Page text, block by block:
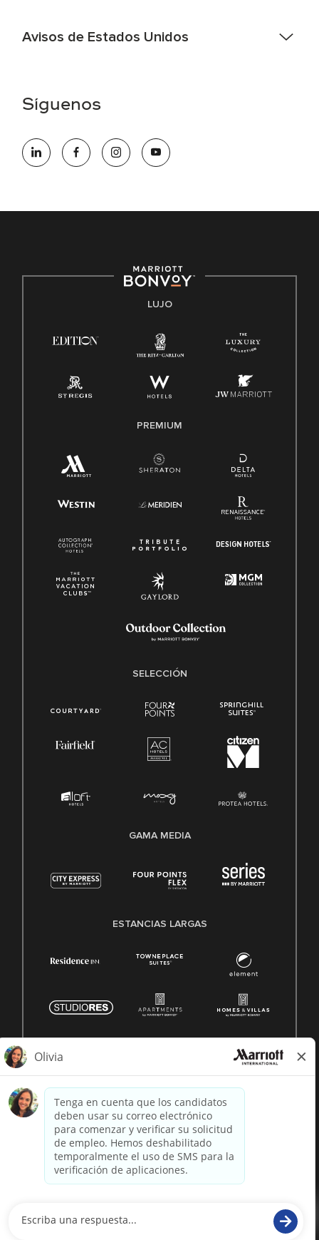
Avisos de Estados Unidos
electrónico hqaffirmativeaction@marriott.com
oportunidades que se compromete a contratar una fuerza
de trabajo diversa y a mantener una cultura inclusiva.
Derecho a trabajar inglés/español
Conozca sus derechos
Ley de licencia familiar y médica (FMLA)
Síguenos
LUJO
PREMIUM
SELECCIÓN
GAMA MEDIA
ESTANCIAS LARGAS
reservados. Marriott información patentada
paradox.ai